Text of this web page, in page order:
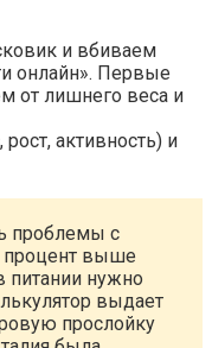
и вбиваем
онлайн». Первые
от лишнего веса и
активность) и
проблемы с
процент выше
питании нужно
выдает
прослойку